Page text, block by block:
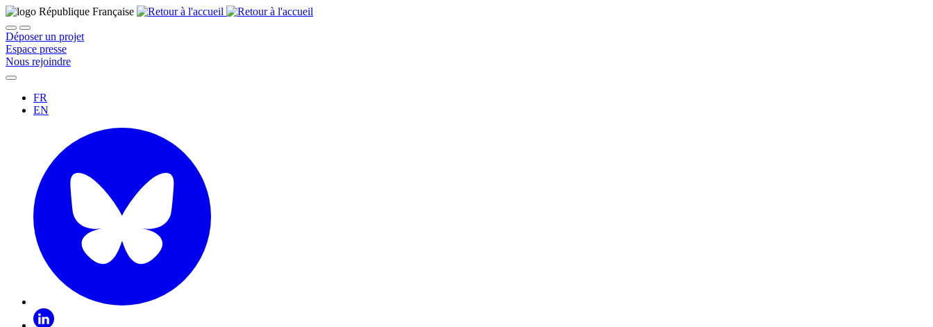
Déposer un projet
Espace presse
Nous rejoindre
FR
EN